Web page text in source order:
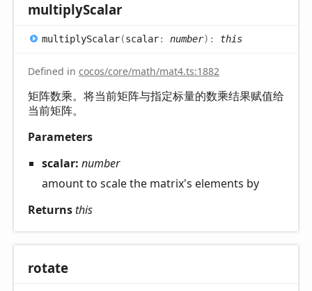
multiplyScalar
multiplyScalar(scalar: number) : this
Defined in cocos/core/math/mat4.ts:1882
矩阵数乘。将当前矩阵与指定标量的数乘结果赋值给
当前矩阵。
Parameters
scalar: number
amount to scale the matrix's elements by
Returnsthis
rotate